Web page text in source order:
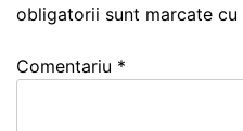
obligatorii sunt marcate cu
Comentariu *